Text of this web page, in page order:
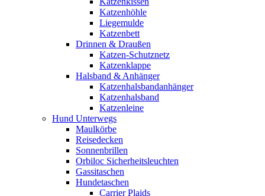
Katzenhöhle
Liegemulde
Katzenbett
Drinnen & Draußen
Katzen-Schutznetz
Katzenklappe
Halsband & Anhänger
Katzenhalsbandanhänger
Katzenhalsband
Katzenleine
Hund Unterwegs
Maulkörbe
Reisedecken
Sonnenbrillen
Orbiloc Sicherheitsleuchten
Gassitaschen
Hundetaschen
Carrier Plaids